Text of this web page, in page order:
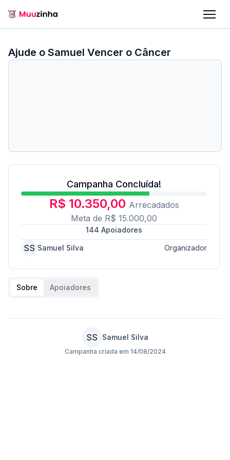
Ajude o Samuel Vencer o Câncer
Campanha Concluída!
R$ 10.350,00 Arrecadados
Meta de R$ 15.000,00
144 Apoiadores
SS Samuel Silva Organizador
Sobre Apoiadores
SS Samuel Silva
Campanha criada em 14/08/2024